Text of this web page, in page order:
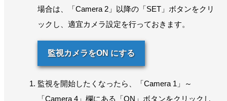
場合は、「Camera 2」以降の「SET」ボタンをクリ
ックし、適宜カメラ設定を行っておきます。
監視カメラをON にする
監視を開始したくなったら、「Camera 1」～
「Camera 4」欄にある「ON」ボタンをクリックし